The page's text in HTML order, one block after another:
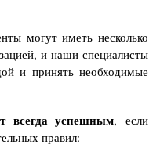
могут иметь несколько
и наши специалисты
и принять необходимые
всегда успешным, если
правил: